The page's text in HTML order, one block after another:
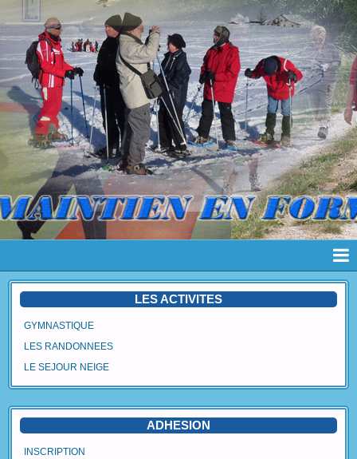
Page d'accueil
Album
Avantages Adhérent
LES ACTIVITES
GYMNASTIQUE
LES RANDONNEES
LE SEJOUR NEIGE
ADHESION
INSCRIPTION